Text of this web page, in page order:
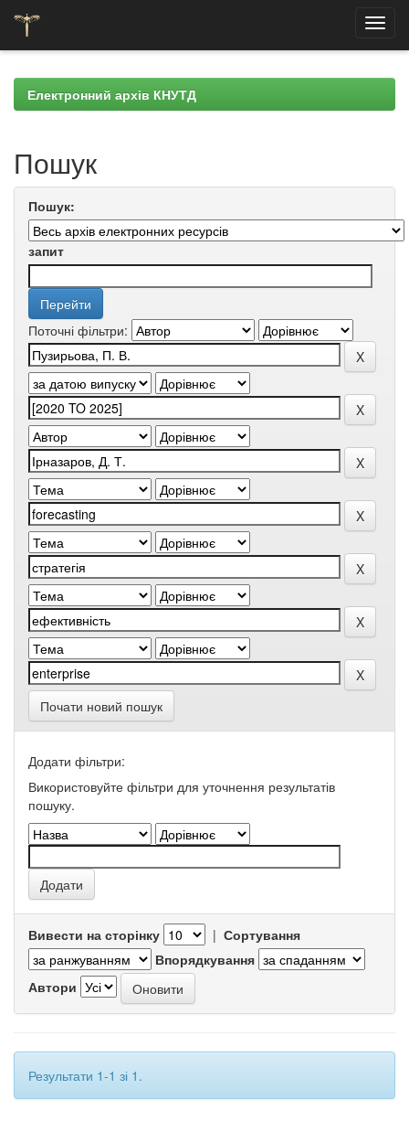
navigationЕлектронний архів КНУТД
Пошук
Пошук:
запит
Поточні фільтри:
Почати новий пошук
Додати фільтри:
Використовуйте фільтри для уточнення результатів
пошуку.
Вивести на сторінку | Сортування
Впорядкування
Автори
Результати 1-1 зі 1.